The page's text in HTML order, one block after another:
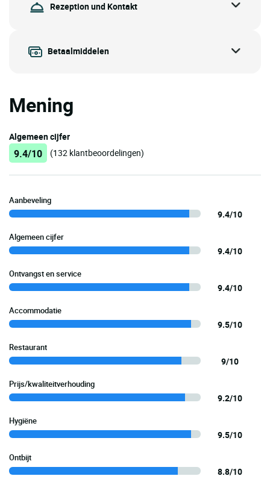
Rezeption und Kontakt
Betaalmiddelen
Mening
Algemeen cijfer
9.4/10 (132 klantbeoordelingen)
Aanbeveling
9.4/10
Algemeen cijfer
9.4/10
Ontvangst en service
9.4/10
Accommodatie
9.5/10
Restaurant
9/10
Prijs/kwaliteitverhouding
9.2/10
Hygiëne
9.5/10
Ontbijt
8.8/10